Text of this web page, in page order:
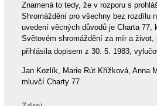
Znamená to tedy, že v rozporu s
Shromáždění pro všechny bez rozdílu
uvedení věcných důvodů je Charta 77,
Světovém shromáždění za mír a život,
přihlásila dopisem z 30. 5. 1983,
Jan Kozlík, Marie Rút Křížková, Anna
mluvčí Charty 77